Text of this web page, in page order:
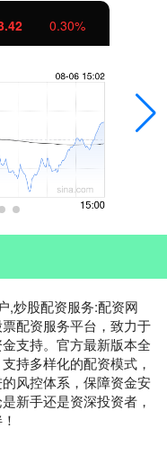
0.30%
,炒股配资服务:配资网
配资服务平台，致力于
支持。官方最新版本全
持多样化的配资模式，
风控体系，保障资金安
新手还是资深投资者，